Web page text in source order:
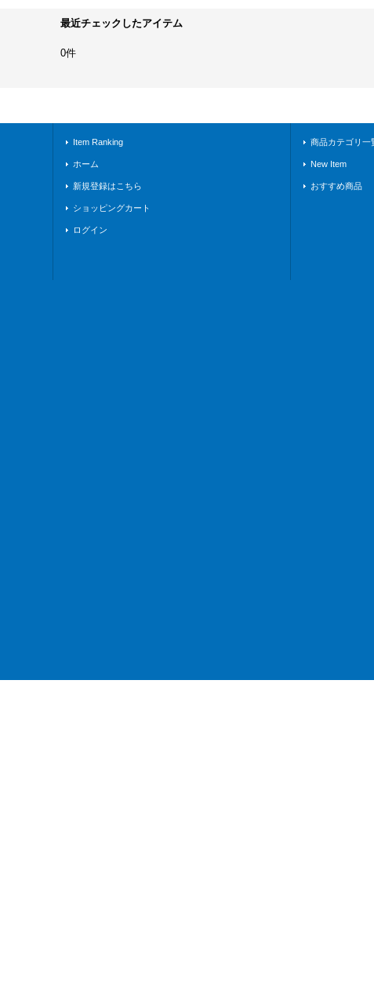
最近チェックしたアイテム
0件
Item Ranking
ホーム
新規登録はこちら
ショッピングカート
ログイン
商品カテゴリ一
New Item
おすすめ商品